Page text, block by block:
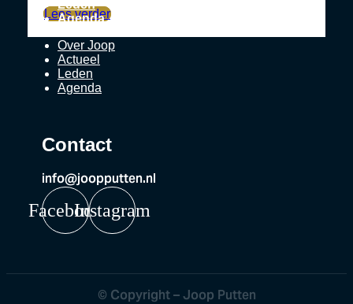
Lees verder
Leden
Agenda
Over Joop
Actueel
Leden
Agenda
Contact
info@joopputten.nl
FacebookInstagram
© Copyright – Joop Putten